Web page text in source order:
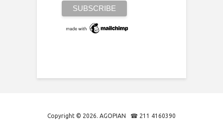
Copyright © 2026. AGOPIAN ☎ 211 4160390